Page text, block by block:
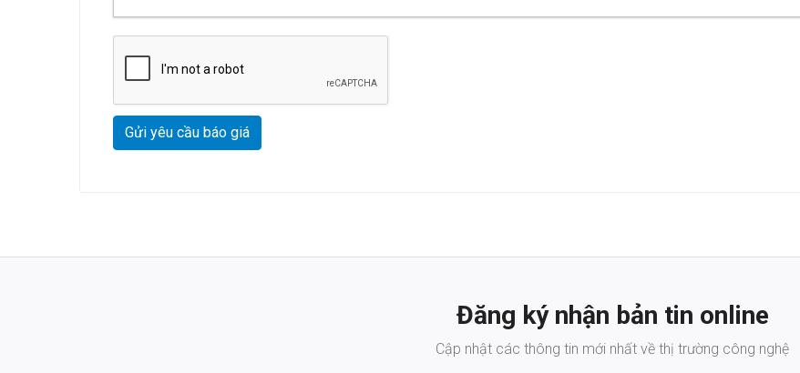
Gửi yêu cầu báo giá
Đăng ký nhận bản tin online
Cập nhật các thông tin mới nhất về thị trường công nghệ